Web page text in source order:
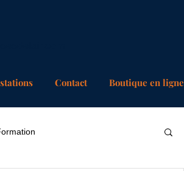
Contact Boutique en ligne